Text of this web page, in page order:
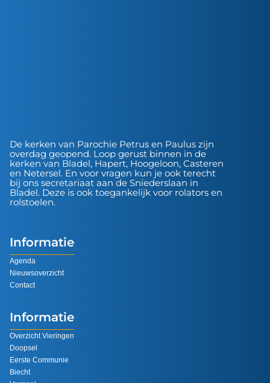
De kerken van Parochie Petrus en Paulus zijn
overdag geopend. Loop gerust binnen in de
kerken van Bladel, Hapert, Hoogeloon, Casteren
en Netersel. En voor vragen kun je ook terecht
bij ons secretariaat aan de Sniederslaan in
Bladel. Deze is ook toegankelijk voor rolators en
rolstoelen.
Informatie
Agenda
Nieuwsoverzicht
Contact
Informatie
Overzicht Vieringen
Doopsel
Eerste Communie
Biecht